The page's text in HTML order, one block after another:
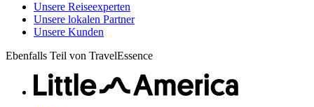
Unsere Reiseexperten
Unsere lokalen Partner
Unsere Kunden
Ebenfalls Teil von TravelEssence